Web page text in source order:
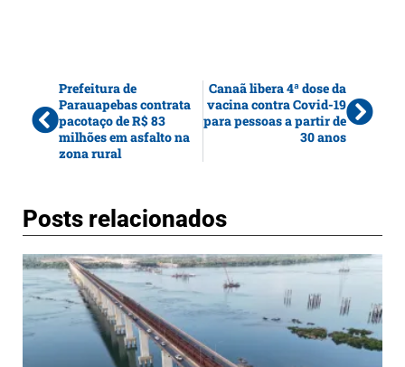
Prefeitura de
Parauapebas contrata
pacotaço de R$ 83
milhões em asfalto na
zona rural
Canaã libera 4ª dose da
vacina contra Covid-19
para pessoas a partir de
30 anos
Posts relacionados